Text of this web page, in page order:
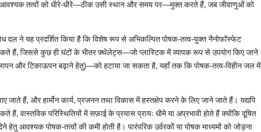
तत्वों को धीरे-धीरे—ठीक उसी स्थान और समय पर—मुक्त करते हैं, जब जीवाणुओं को
दल ने यह प्रदर्शित किया है कि विशेष रूप से अभिकल्पित पोषक-तत्व-युक्त नैनोफॉस्फेट
हैं, जिससे कुछ ही घंटों के भीतर फ़्थेलेट्स—जो प्लास्टिक में व्यापक रूप से उपयोग किए जाने
और टिकाऊपन बढ़ाने हेतु)—को हटाया जा सकता है, यहाँ तक कि पोषक-तत्व-विहीन जल में
हैं, और हार्मोन कार्य, प्रजनन तथा विकास में हस्तक्षेप करने के लिए जाने जाते हैं। यद्यपि
हैं, वास्तविक परिस्थितियों में सफ़ाई के प्रयास प्रायः धीमे या अप्रभावी होते हैं क्योंकि दूषित
हेतु आवश्यक पोषक-तत्वों की कमी होती है। पारंपरिक उर्वरकों या पोषक माध्यमों को जोड़ना